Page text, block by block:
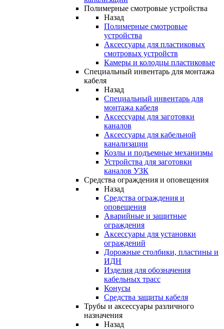
Полимерные смотровые устройства
Назад
Полимерные смотровые
устройства
Аксессуары для пластиковых
смотровых устройств
Камеры и колодцы пластиковые
Специальный инвентарь для монтажа
кабеля
Назад
Специальный инвентарь для
монтажа кабеля
Аксессуары для заготовки
каналов
Аксессуары для кабельной
канализации
Козлы и подъемные механизмы
Устройства для заготовки
каналов УЗК
Средства ограждения и оповещения
Назад
Средства ограждения и
оповещения
Аварийные и защитные
ограждения
Аксессуары для установки
ограждений
Дорожные столбики, пластины и
ИДН
Изделия для обозначения
кабельных трасс
Конусы
Средства защиты кабеля
Трубы и аксессуары различного
назначения
Назад